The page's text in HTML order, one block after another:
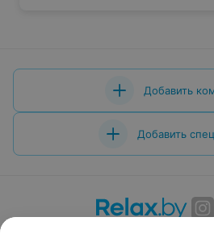
Добавить
Добавить